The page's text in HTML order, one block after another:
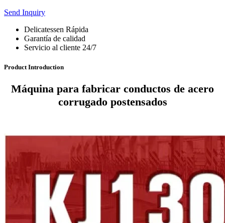
Send Inquiry
Delicatessen Rápida
Garantía de calidad
Servicio al cliente 24/7
Product Introduction
Máquina para fabricar conductos de acero
corrugado postensados